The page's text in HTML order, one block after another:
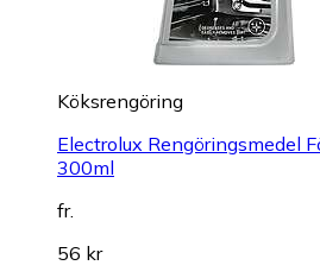
Köksrengöring
Electrolux Rengöringsmedel
300ml
fr.
56 kr